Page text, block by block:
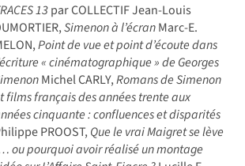
13par COLLECTIF Jean-Louis
Simenon à l’écranMarc-E.
Point de vue et point d’écoute dans
« cinématographique » de Georges
Michel CARLY,Romans de Simenon
films français des années trente aux
cinquante : confluences et disparités
PROOST,Que le vrai Maigret se lève
ou pourquoi avoir réalisé un montage